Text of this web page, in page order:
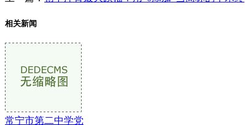
相关新闻
常宁市第二中学党